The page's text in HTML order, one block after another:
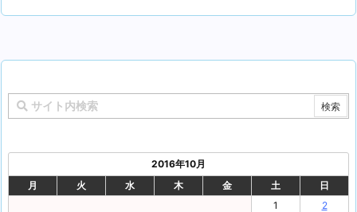
2016年10月
月
火 水 木 金 土
日
1
2